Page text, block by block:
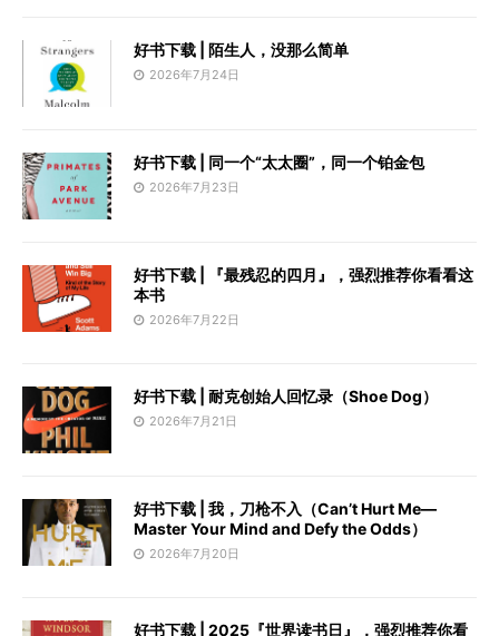
好书下载 | 陌生人，没那么简单
2026年7月24日
好书下载 | 同一个“太太圈”，同一个铂金包
2026年7月23日
好书下载 | 『最残忍的四月』，强烈推荐你看看这
本书
2026年7月22日
好书下载 | 耐克创始人回忆录（Shoe Dog）
2026年7月21日
好书下载 | 我，刀枪不入（Can’t Hurt Me—
Master Your Mind and Defy the Odds）
2026年7月20日
好书下载 | 2025『世界读书日』，强烈推荐你看